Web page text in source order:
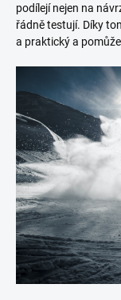
podílejí nejen na
řádně testují. Díky
a praktický a